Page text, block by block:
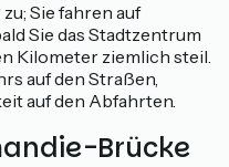
Sie fahren auf
Sie das Stadtzentrum
Kilometer ziemlich steil.
auf den Straßen,
auf den Abfahrten.
Brücke